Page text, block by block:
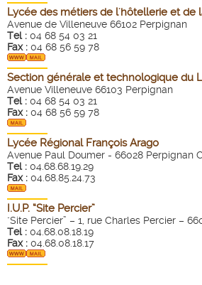
Lycée des métiers de l'hôtellerie et de
Avenue de Villeneuve 66102 Perpignan
Tel : 04 68 54 03 21
Fax : 04 68 56 59 78
Section générale et technologique du
Avenue Villeneuve 66103 Perpignan
Tel : 04 68 54 03 21
Fax : 04 68 56 59 78
Lycée Régional François Arago
Avenue Paul Doumer - 66028 Perpignan
Tel : 04.68.68.19.29
Fax : 04.68.85.24.73
I.U.P. “Site Percier”
"Site Percier” – 1, rue Charles Percier –
Tel : 04.68.08.18.19
Fax : 04.68.08.18.17